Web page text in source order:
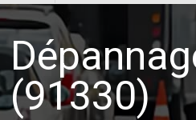
(91330)